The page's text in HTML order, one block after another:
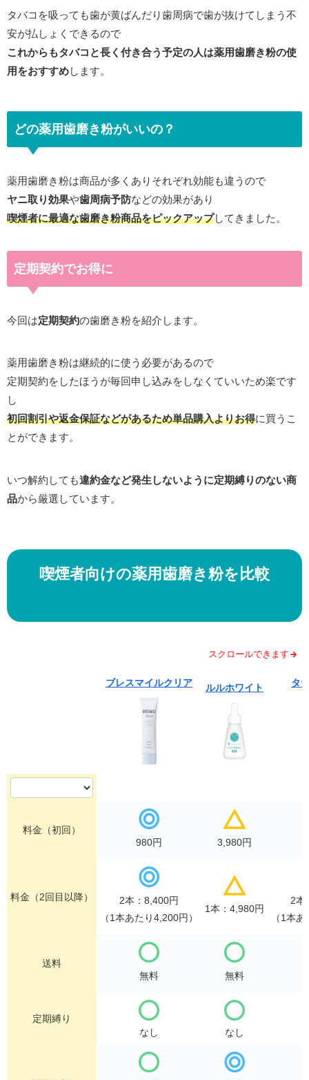
タバコを吸っても歯が黄ばんだり歯周病で歯が抜けてしまう不
安が払しょくできるので
これからもタバコと長く付き合う予定の人は薬用歯磨き粉の使
用をおすすめします。
どの薬用歯磨き粉がいいの？
薬用歯磨き粉は商品が多くありそれぞれ効能も違うので
ヤニ取り効果や歯周病予防などの効果があり
喫煙者に最適な歯磨き粉商品をピックアップしてきました。
定期契約でお得に
今回は定期契約の歯磨き粉を紹介します。
薬用歯磨き粉は継続的に使う必要があるので
定期契約をしたほうが毎回申し込みをしなくていいため楽です
し
初回割引や返金保証などがあるため単品購入よりお得に買うこ
とができます。
いつ解約しても違約金など発生しないように定期縛りのない商
品から厳選しています。
喫煙者向けの薬用歯磨き粉を比較
スクロールできます
ブレスマイルクリア ルルホワイト タ
料金（初回）
980円
3,980円
料金（2回目以降）
2本：8,400円
（1本あたり4,200円）
1本：4,980円
2本
（1本
送料
無料
無料
定期縛り
なし
なし